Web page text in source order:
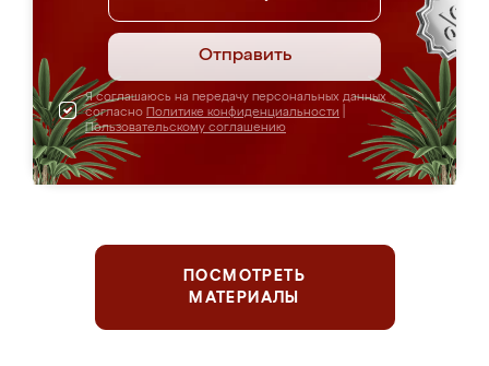
Отправить
Я соглашаюсь на передачу персональных данных
согласно Политике конфиденциальности
Пользовательскому соглашению
ПОСМОТРЕТЬ
МАТЕРИАЛЫ